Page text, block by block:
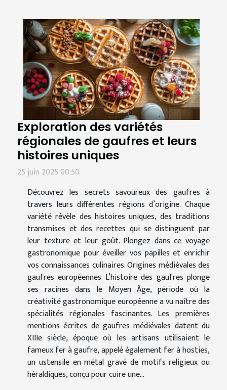
Exploration des variétés
régionales de gaufres et leurs
histoires uniques
25 juin 2025 00:50
Découvrez les secrets savoureux des gaufres à
travers leurs différentes régions d’origine. Chaque
variété révèle des histoires uniques, des traditions
transmises et des recettes qui se distinguent par
leur texture et leur goût. Plongez dans ce voyage
gastronomique pour éveiller vos papilles et enrichir
vos connaissances culinaires. Origines médiévales des
gaufres européennes L’histoire des gaufres plonge
ses racines dans le Moyen Âge, période où la
créativité gastronomique européenne a vu naître des
spécialités régionales fascinantes. Les premières
mentions écrites de gaufres médiévales datent du
XIIIe siècle, époque où les artisans utilisaient le
fameux fer à gaufre, appelé également fer à hosties,
un ustensile en métal gravé de motifs religieux ou
héraldiques, conçu pour cuire une...